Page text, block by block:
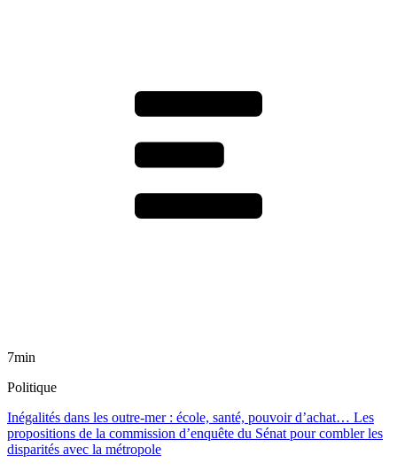
7min
Politique
Inégalités dans les outre-mer : école, santé, pouvoir d’achat… Les
propositions de la commission d’enquête du Sénat pour combler les
disparités avec la métropole